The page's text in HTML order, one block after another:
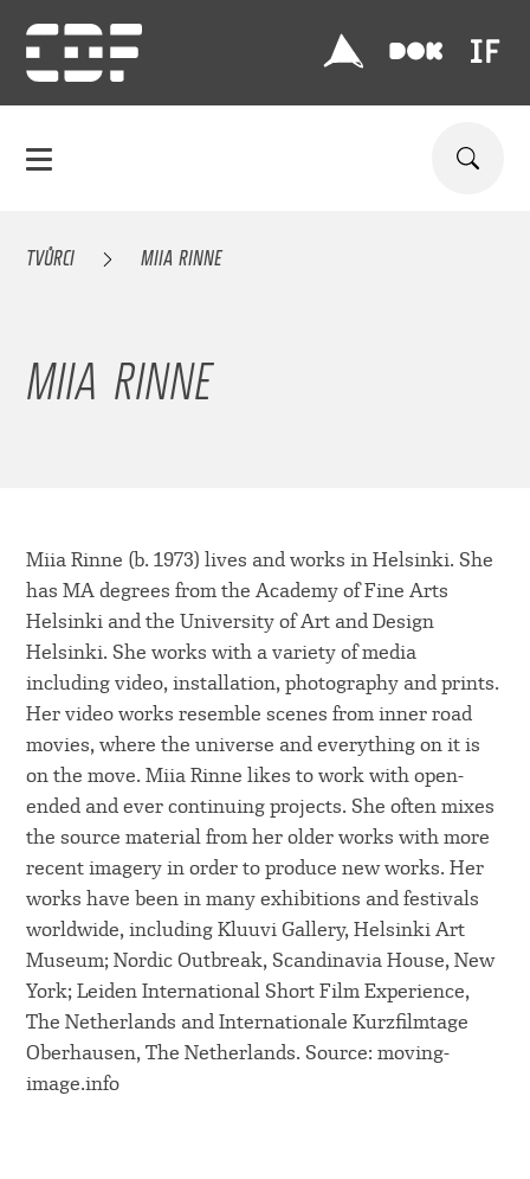
TVŮRCI MIIA RINNE
MIIA RINNE
Miia Rinne (b. 1973) lives and works in Helsinki. She
has MA degrees from the Academy of Fine Arts
Helsinki and the University of Art and Design
Helsinki. She works with a variety of media
including video, installation, photography and prints.
Her video works resemble scenes from inner road
movies, where the universe and everything on it is
on the move. Miia Rinne likes to work with open-
ended and ever continuing projects. She often mixes
the source material from her older works with more
recent imagery in order to produce new works. Her
works have been in many exhibitions and festivals
worldwide, including Kluuvi Gallery, Helsinki Art
Museum; Nordic Outbreak, Scandinavia House, New
York; Leiden International Short Film Experience,
The Netherlands and Internationale Kurzfilmtage
Oberhausen, The Netherlands. Source: moving-
image.info